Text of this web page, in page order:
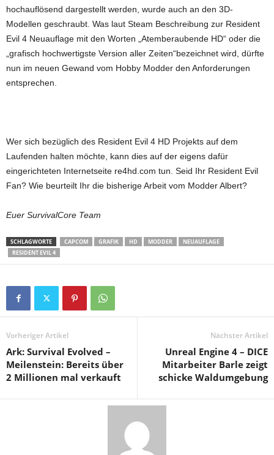
hochauflösend dargestellt werden, wurde auch an den 3D-
Modellen geschraubt. Was laut Steam Beschreibung zur Resident
Evil 4 Neuauflage mit den Worten „Atemberaubende HD“ oder die
„grafisch hochwertigste Version aller Zeiten“bezeichnet wird, dürfte
nun im neuen Gewand vom Hobby Modder den Anforderungen
entsprechen.
Wer sich bezüglich des Resident Evil 4 HD Projekts auf dem
Laufenden halten möchte, kann dies auf der eigens dafür
eingerichteten Internetseite re4hd.com tun. Seid Ihr Resident Evil
Fan? Wie beurteilt Ihr die bisherige Arbeit vom Modder Albert?
Euer SurvivalCore Team
SCHLAGWORTE CAPCOM GRAFIK HD MODDER
NEUAUFLAGE
RESIDENT EVIL 4
Vorheriger Artikel
Ark: Survival Evolved –
Meilenstein: Bereits über
2 Millionen mal verkauft
Nächster Artikel
Unreal Engine 4 – DICE
Mitarbeiter Barle zeigt
schicke Waldumgebung